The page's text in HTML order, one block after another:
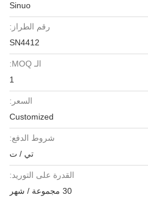
Sinuo
رقم الطراز:
SN4412
الـ MOQ:
السعر:
Customized
شروط الدفع:
تي / ت
القدرة على التوريد:
30 مجموعة / شهر